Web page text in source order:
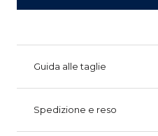
Guida alle taglie
Spedizione e reso